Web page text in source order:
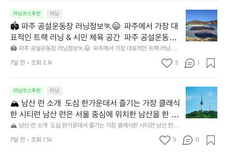
그 자체가 움직이는 광고판이다. 그리고 이날, 나는 이
보라이드 스피드 3를 30분간 홍보했다👟  스레드 출
처 @seihoon.min
모
르
겠
다
🏃‍♂️
치:
도
마
노
우
쿨다운 겸 짧게 러닝하기 공원 풍경을 즐기며 천천히
달리고 싶은 분들에게 적합해요!
달리고 싶은 분들에게 적합해요!
프
(S
e
o
l
r
e
s
t
o
러닝코스추천 러닝
🏟️ 파주 공설운동장 러닝정보🏃😄  파주에서 가장 대
표적인 트랙 러닝 & 시민 체육 공간  파주 공설운동장
은 정규 육상 트랙을 갖춘 종합 운동장으로, 러닝·조깅·
인터벌 훈련은 물론 축구, 체력 단련까지 가능한 파주
시민 핵심 생활체육 인프라입니다.  📍 기본 정보 위치:
00m 우레탄 트랙 트랙 레인: 6~8레인 (구간별 상이)
내부 시설: 축구장(천연 또는 인조잔디) 관중석 체력
단련 공간 이용 대상: 파주시민 누구나 겨울에는 비닐
트랙을 만들어서 아주 쾌족함👍  🏃 러닝 관점에서의
장점 1️⃣ 파주에서 드문 정규 트랙 GPS 오차 없이 정
🏟️ 파주 공설운동장 러닝정보🏃😄  파주에서 가장 대표적인 트랙 러닝 &
시민 체육 공간  파주 공설운동장은 정규 육상 트랙을 갖춘 종합 운동장으
로, 러닝·조깅·인터벌 훈련은 물론 축구, 체력 단련까지 가능한 파주시민 핵
상이)  내부 시설: 축구장(천연 또는 인조잔디) 관중석 체력 단련 공간 이용
대상: 파주시민 누구나 겨울에는 비닐트랙을 만들어서 아주 쾌족함👍  🏃
러닝 관점에서의 장점 1️⃣ 파주에서 드문 정규 트랙 GPS 오차 없이 정확한
거리 측정 인터벌 / 페이스 훈련 최적  2️⃣ 평지 트레이닝 무릎·관절 부담 적
음  회복 러닝, 베이스 훈련에 적합 3️⃣ 혼잡도 낮음 서울 대비 여유로운 사용
환경 초보 러너도 부담 없이 이용 가능  ⏱️ 추천 러닝 활용법 입문자: 3~5k
m 조깅 (7~12랩) 훈련 목적: 400m × 6~10 인터벌 1km 페이스런 × 3~5
야간 런: 조명 점등 시 안정적 러닝 가능  🚗 주차 & 접근성 주차: 운동장 전
🏟️
파
주
설
운
장
러
닝
정
🏃
😄
7달 전 조회 2.1k 5 1
러닝코스추천 러닝
🏔️ 남산 런 소개  도심 한가운데서 즐기는 가장 클래식
한 시티런 남산 런은 서울 중심에 위치한 남산을 한 바
퀴(또는 오르내리며) 도는 러닝 코스로, 자연·야경·훈
련 강도를 모두 만족시키는 대표적인 시티런입니다. 초
보 러너부터 기록 훈련 목적의 러너까지 폭넓게 사랑받
🏔️ 남산 런 소개  도심 한가운데서 즐기는 가장 클래식한 시티런 남산 런은
서울 중심에 위치한 남산을 한 바퀴(또는 오르내리며) 도는 러닝 코스로, 자
연·야경·훈련 강도를 모두 만족시키는 대표적인 시티런입니다. 초보 러너부
🏔️
남
산
소
개
7달 전 조회 1.5k 5 0